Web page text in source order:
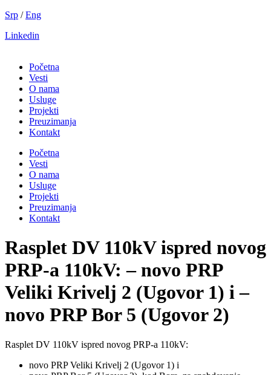
Скочите
садржај
Srp /Eng
Linkedin
Početna
Vesti
O nama
Usluge
Projekti
Preuzimanja
Kontakt
Početna
Vesti
O nama
Usluge
Projekti
Preuzimanja
Kontakt
Rasplet DV 110kV ispred novog
PRP-a 110kV: – novo PRP
Veliki Krivelj 2 (Ugovor 1) i –
novo PRP Bor 5 (Ugovor 2)
Rasplet DV 110kV ispred novog PRP-a 110kV:
novo PRP Veliki Krivelj 2 (Ugovor 1) i